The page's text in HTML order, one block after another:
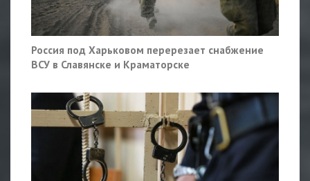
Россия под Харьковом перерезает снабжение
ВСУ в Славянске и Краматорске